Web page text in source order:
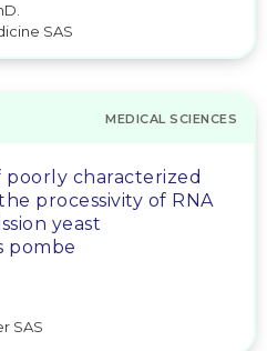
SAS
MEDICAL SCIENCES
poorly characterized
processivity of RNA
yeast
pombe
SAS